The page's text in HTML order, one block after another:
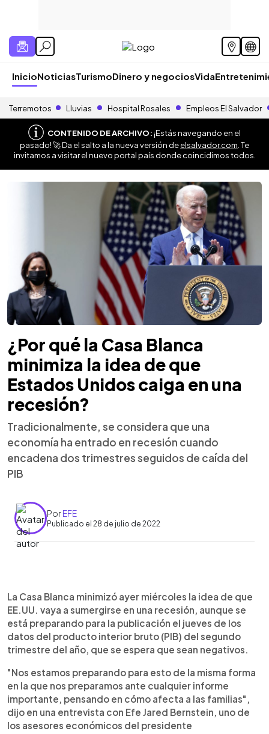
InicioNoticiasTurismoDinero y negociosVida
Terremotos Lluvias Hospital Rosales Empleos El Salvador
CONTENIDO DE ARCHIVO:¡Estás navegando en el
pasado! 🚀 Da el salto a la nueva versión deelsalvador.com . Te
invitamos a visitar el nuevo portal país donde coincidimos todos.
¿Por qué la Casa Blanca
minimiza la idea de que
Estados Unidos caiga en una
recesión?
Tradicionalmente, se considera que una
economía ha entrado en recesión cuando
encadena dos trimestres seguidos de caída del
PIB
PorEFE
Publicado el 28 de julio de 2022
► Escuchar artículo
La Casa Blanca minimizó ayer miércoles la idea de que
EE.UU. vaya a sumergirse en una recesión, aunque se
está preparando para la publicación el jueves de los
datos del producto interior bruto (PIB) del segundo
trimestre del año, que se espera que sean negativos.
"Nos estamos preparando para esto de la misma forma
en la que nos preparamos ante cualquier informe
importante, pensando en cómo afecta a las familias",
dijo en una entrevista con Efe Jared Bernstein, uno de
los asesores económicos del presidente